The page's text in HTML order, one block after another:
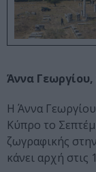
Άννα
Η Άννα
Κύπρο το
ζωγραφικής
κάνει αρχή στις